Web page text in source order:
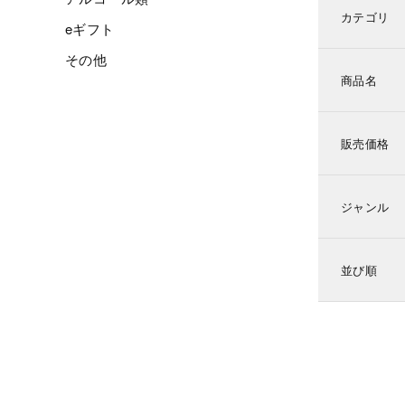
eギフト
その他
カテゴリ
商品名
販売価格
ジャンル
並び順